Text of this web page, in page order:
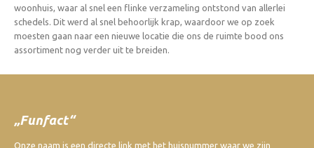
woonhuis, waar al snel een flinke verzameling ontstond van allerlei
schedels. Dit werd al snel behoorlijk krap, waardoor we op zoek
moesten gaan naar een nieuwe locatie die ons de ruimte bood ons
assortiment nog verder uit te breiden.
„Funfact“
Onze naam is een directe link met het huisnummer waar we zijn